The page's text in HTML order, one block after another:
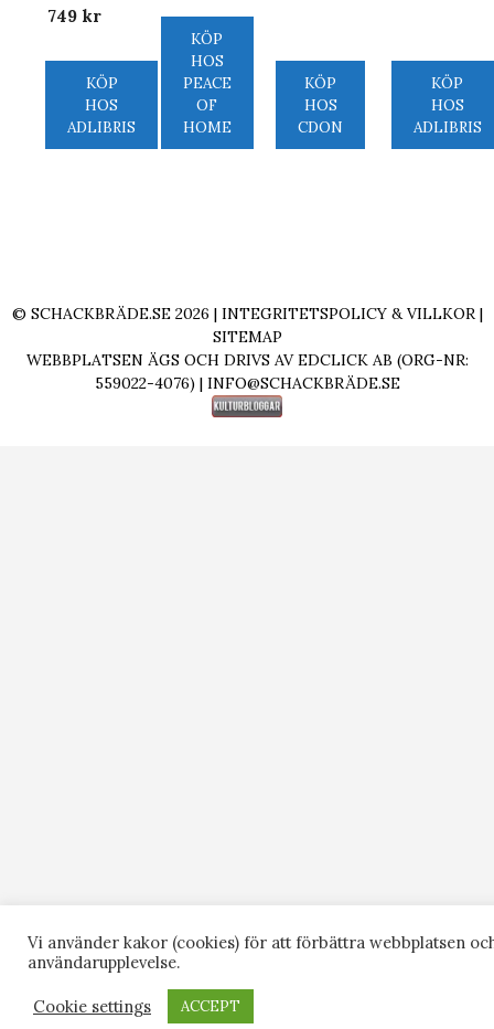
749 kr
KÖP
HOS
ADLIBRIS
KÖP
HOS
PEACE
OF
HOME
KÖP
HOS
CDON
KÖP
HOS
ADLIBRIS
© SCHACKBRÄDE.SE 2026 | INTEGRITETSPOLICY & VILLKOR|
SITEMAP
WEBBPLATSEN ÄGS OCH DRIVS AV EDCLICK AB (ORG-NR:
559022-4076) | INFO@SCHACKBRÄDE.SE
Vi använder kakor (cookies) för att förbättra webbplatsen
användarupplevelse.
Cookie settings ACCEPT